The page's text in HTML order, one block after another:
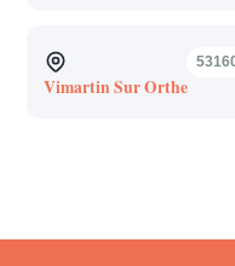
Vimartin Sur Orthe